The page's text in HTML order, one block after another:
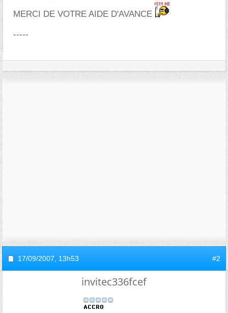
MERCI DE VOTRE AIDE D'AVANCE
-----
17/09/2007, 13h53 #2
invitec336fcef